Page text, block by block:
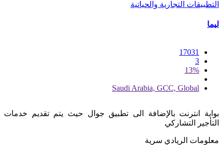
التطبيقات التجارية والحياتية
ليما
17031
3
13%
Saudi Arabia, GCC, Global
بوابة انترنت بالإضافة الى تطبيق جوال حيث يتم تقديم خدمات
التأجير التشاركي
معلومات الريادي سرية